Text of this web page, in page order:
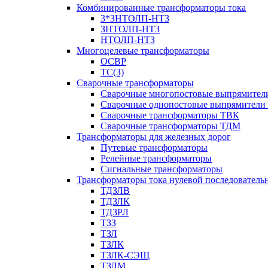
Комбинированные трансформаторы тока
3*ЗНТОЛП-НТЗ
ЗНТОЛП-НТЗ
НТОЛП-НТЗ
Многоцелевые трансформаторы
ОСВР
ТС(З)
Сварочные трансформаторы
Сварочные многопостовые
Сварочные однопостовые
Сварочные трансформаторы ТВК
Сварочные трансформаторы ТДМ
Трансформаторы для железных дорог
Путевые трансформаторы
Релейные трансформаторы
Сигнальные трансформаторы
Трансформаторы тока нулевой
ТДЗЛВ
ТДЗЛК
ТДЗРЛ
ТЗЗ
ТЗЛ
ТЗЛК
ТЗЛК-СЭЩ
ТЗЛМ